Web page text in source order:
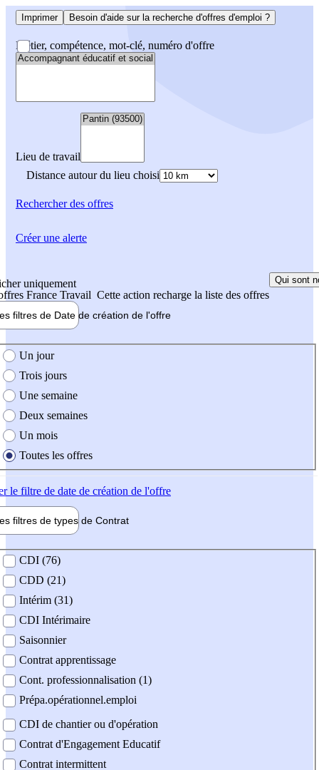
Imprimer Besoin d'aide sur la recherche d'offres d'emploi ?
Métier, compétence, mot-clé, numéro d'offre
Lieu de travail
Distance autour du lieu choisi
Rechercherdes offres
uniquement
France Travail Cette action recharge la liste des offres
Qui sont
filtres de Date de création de l'offre
création de l'offre
Un jour
Trois jours
Une semaine
Deux semaines
Un mois
Toutes les offres
le filtre de date de création de l'offre
filtres de types de Contrat
contrat
CDI (76)
CDD (21)
Intérim (31)
CDI Intérimaire
Saisonnier
Contrat apprentissage
Cont. professionnalisation (1)
Prépa.opérationnel.emploi
CDI de chantier ou d'opération
Contrat d'Engagement Educatif
Contrat intermittent
Créer une alerte